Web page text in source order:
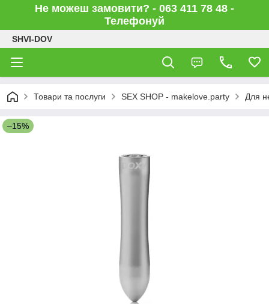
Не можеш замовити? - 063 411 78 48 -
Телефонуй
SHVI-DOV
Товари та послуги SEX SHOP - makelove.party Для
–15%